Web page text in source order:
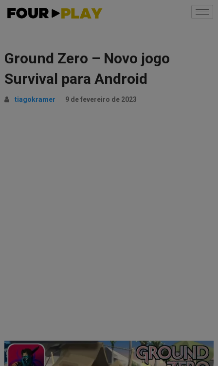
Ground Zero – Novo jogo
Survival para Android
tiagokramer 9 de fevereiro de 2023